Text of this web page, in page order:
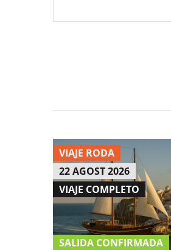
VIAJE RODA
VIAJE COMPLETO
SALIDA CONFIRMADA
22 AGOST 2026